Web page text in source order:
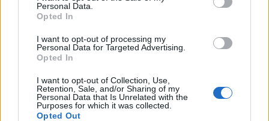
Personal Data.
Opted In
I want to opt-out of processing my
Personal Data for Targeted Advertising.
Opted In
I want to opt-out of Collection, Use,
Retention, Sale, and/or Sharing of my
Personal Data that Is Unrelated with the
Purposes for which it was collected.
Opted Out
Continua a leggere